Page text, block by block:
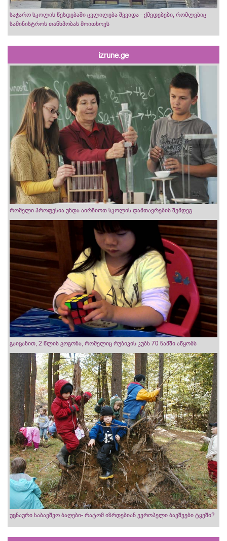
საჯარო სკოლის წესდებაში ცვლილება შევიდა - ქმედებები, რომლებიც
სამინისტროს თანხმობას მოითხოვს
izrune.ge
რომელი პროფესია უნდა აირჩიოთ სკოლის დამთავრების შემდეგ
გაიცანით, 2 წლის გოგონა, რომელიც რუბიკის კუბს 70 წამში აწყობს
უცნაური საბავშვო ბაღები- რატომ იზრდებიან ევროპელი ბავშვები ტყეში?